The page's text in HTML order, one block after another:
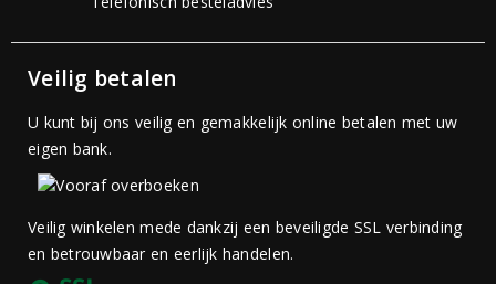
Veilig betalen
U kunt bij ons veilig en gemakkelijk online betalen met uw
eigen bank.
Veilig winkelen mede dankzij een beveiligde SSL verbinding
en betrouwbaar en eerlijk handelen.